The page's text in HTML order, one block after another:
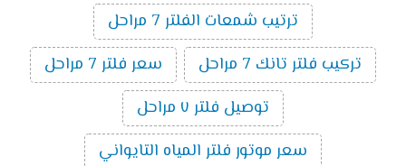
ترتيب شمعات الفلتر 7 مراحل
تركيب فلتر تانك 7 مراحل
سعر فلتر 7 مراحل
توصيل فلتر ٧ مراحل
سعر موتور فلتر المياه التايواني